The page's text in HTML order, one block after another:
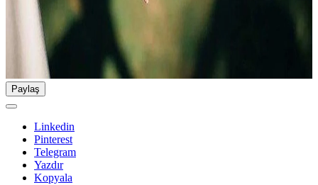
Paylaş
Linkedin
Pinterest
Telegram
Yazdır
Kopyala